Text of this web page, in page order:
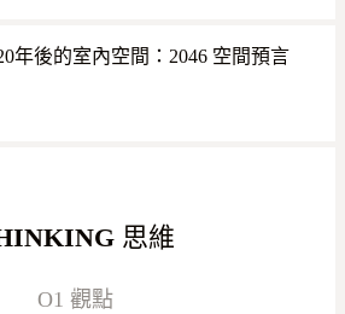
年後的室內空間：2046 空間預言
思維
O1 觀點